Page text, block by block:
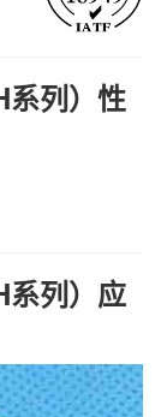
系列）性
系列）应